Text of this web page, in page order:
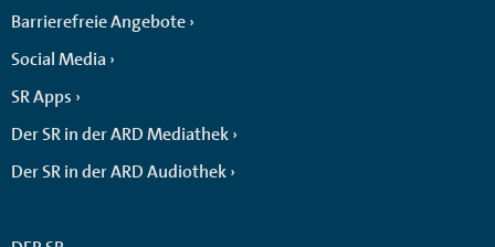
Barrierefreie Angebote
Social Media
SR Apps
Der SR in der ARD Mediathek
Der SR in der ARD Audiothek